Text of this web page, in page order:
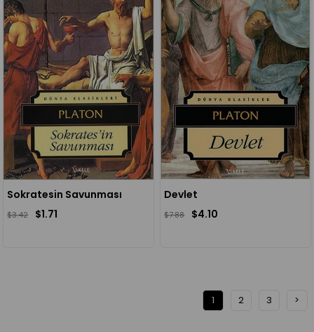
Sokratesin Savunması
$1.71
$3.42
Devlet
$4.10
$7.88
1 2 3 >